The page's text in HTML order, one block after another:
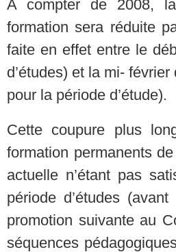
A compter de 2008,
formation sera réduite
faite en effet entre le
d’études) et la mi-
pour la période d’étude).
Cette coupure plus
formation permanents
actuelle n’étant pas
période d’études
promotion suivante au
séquences